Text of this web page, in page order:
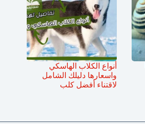
أنواع الكلاب الهاسكي
واسعارها دليلك الشامل
لاقتناء أفضل كلب